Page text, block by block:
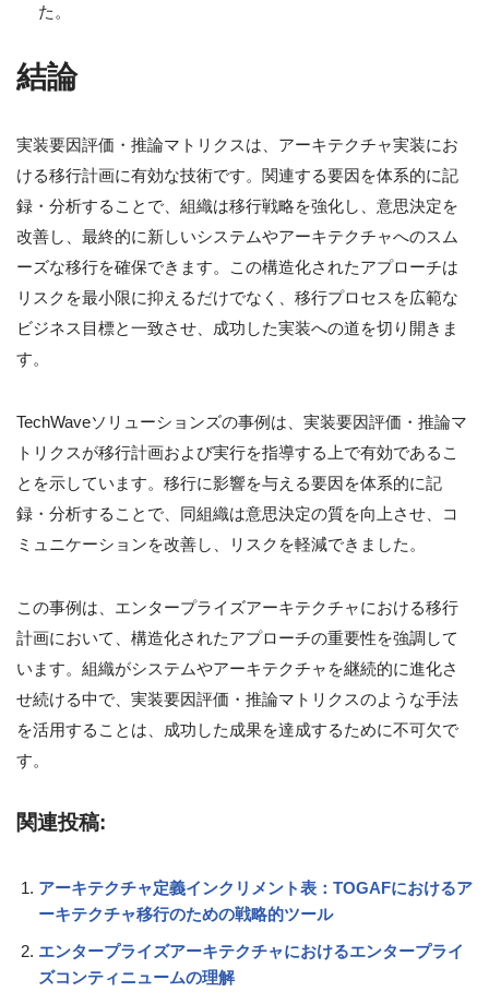
た。
結論
実装要因評価・推論マトリクスは、アーキテクチャ実装にお
ける移行計画に有効な技術です。関連する要因を体系的に記
録・分析することで、組織は移行戦略を強化し、意思決定を
改善し、最終的に新しいシステムやアーキテクチャへのスム
ーズな移行を確保できます。この構造化されたアプローチは
リスクを最小限に抑えるだけでなく、移行プロセスを広範な
ビジネス目標と一致させ、成功した実装への道を切り開きま
す。
TechWaveソリューションズの事例は、実装要因評価・推論マ
トリクスが移行計画および実行を指導する上で有効であるこ
とを示しています。移行に影響を与える要因を体系的に記
録・分析することで、同組織は意思決定の質を向上させ、コ
ミュニケーションを改善し、リスクを軽減できました。
この事例は、エンタープライズアーキテクチャにおける移行
計画において、構造化されたアプローチの重要性を強調して
います。組織がシステムやアーキテクチャを継続的に進化さ
せ続ける中で、実装要因評価・推論マトリクスのような手法
を活用することは、成功した成果を達成するために不可欠で
す。
関連投稿:
アーキテクチャ定義インクリメント表：TOGAFにおけるア
ーキテクチャ移行のための戦略的ツール
エンタープライズアーキテクチャにおけるエンタープライ
ズコンティニュームの理解